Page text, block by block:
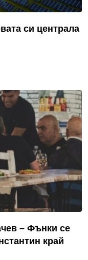
си централа
– Фънки се
край